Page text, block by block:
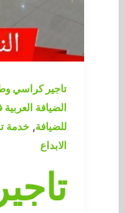
تاجير كراسي وطاولات
للضيافة,
الابداع